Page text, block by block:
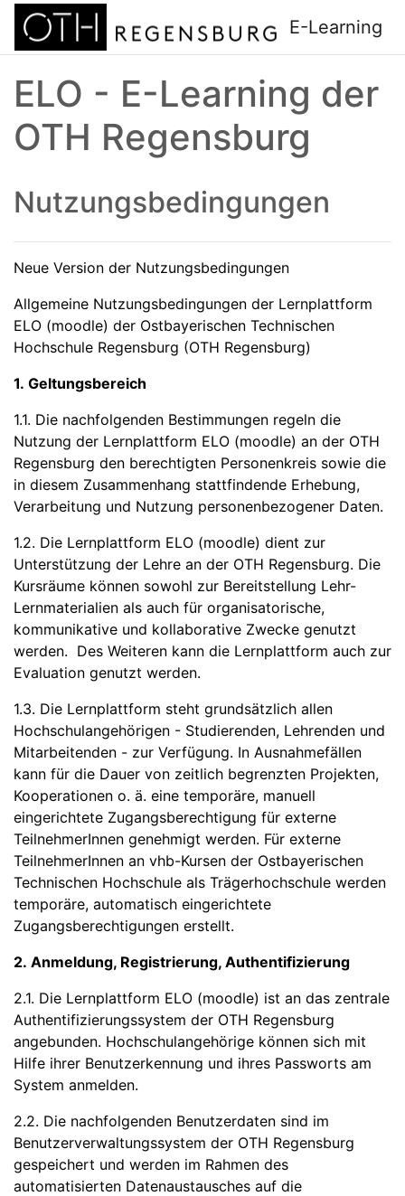
Zum Hauptinhalt
E-Learning
ELO - E-Learning der
OTH Regensburg
Nutzungsbedingungen
Neue Version der Nutzungsbedingungen
Allgemeine Nutzungsbedingungen der Lernplattform
ELO (moodle) der Ostbayerischen Technischen
Hochschule Regensburg (OTH Regensburg)
1. Geltungsbereich
1.1. Die nachfolgenden Bestimmungen regeln die
Nutzung der Lernplattform ELO (moodle) an der OTH
Regensburg den berechtigten Personenkreis sowie die
in diesem Zusammenhang stattfindende Erhebung,
Verarbeitung und Nutzung personenbezogener Daten.
1.2. Die Lernplattform ELO (moodle) dient zur
Unterstützung der Lehre an der OTH Regensburg. Die
Kursräume können sowohl zur Bereitstellung Lehr-
Lernmaterialien als auch für organisatorische,
kommunikative und kollaborative Zwecke genutzt
werden. Des Weiteren kann die Lernplattform auch zur
Evaluation genutzt werden.
1.3. Die Lernplattform steht grundsätzlich allen
Hochschulangehörigen - Studierenden, Lehrenden und
Mitarbeitenden - zur Verfügung. In Ausnahmefällen
kann für die Dauer von zeitlich begrenzten Projekten,
Kooperationen o. ä. eine temporäre, manuell
eingerichtete Zugangsberechtigung für externe
TeilnehmerInnen genehmigt werden. Für externe
TeilnehmerInnen an vhb-Kursen der Ostbayerischen
Technischen Hochschule als Trägerhochschule werden
temporäre, automatisch eingerichtete
Zugangsberechtigungen erstellt.
2. Anmeldung, Registrierung, Authentifizierung
2.1. Die Lernplattform ELO (moodle) ist an das zentrale
Authentifizierungssystem der OTH Regensburg
angebunden. Hochschulangehörige können sich mit
Hilfe ihrer Benutzerkennung und ihres Passworts am
System anmelden.
2.2. Die nachfolgenden Benutzerdaten sind im
Benutzerverwaltungssystem der OTH Regensburg
gespeichert und werden im Rahmen des
automatisierten Datenaustausches auf die